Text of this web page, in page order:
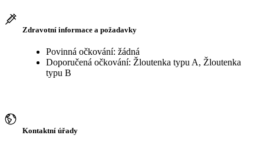
Zdravotní informace a požadavky
Povinná očkování: žádná
Doporučená očkování: Žloutenka typu A, Žloutenka
typu B
Kontaktní úřady